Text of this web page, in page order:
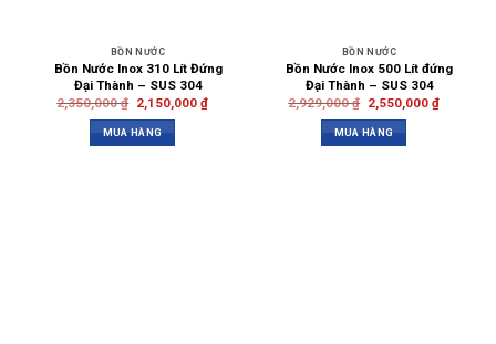
BỒN NƯỚC
Bồn Nước Inox 310 Lít Đứng
Đại Thành – SUS 304
2,350,000₫ 2,150,000 ₫
MUA HÀNG
BỒN NƯỚC
Bồn Nước Inox 500 Lít đứng
Đại Thành – SUS 304
2,929,000₫ 2,550,000 ₫
MUA HÀNG